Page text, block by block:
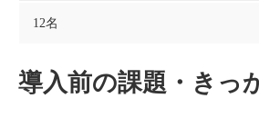
12名
導入前の課題・きっ